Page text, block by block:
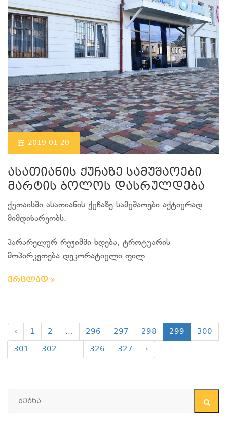
2019-01-20
ასათიანის ქუჩაზე სამუშაოები
მარტის ბოლოს დასრულდება
ქუთაისში ასათიანის ქუჩაზე სამუშაოები აქტიურად
მიმდინარეობს.
პარარელურ რეჟიმში ხდება, ტროტუარის
მოპირკეთება დეკორატიული ფილ...
ვრცლად
‹ 1 2 ... 296 297 298 299
300
301
302 ... 326 327 ›